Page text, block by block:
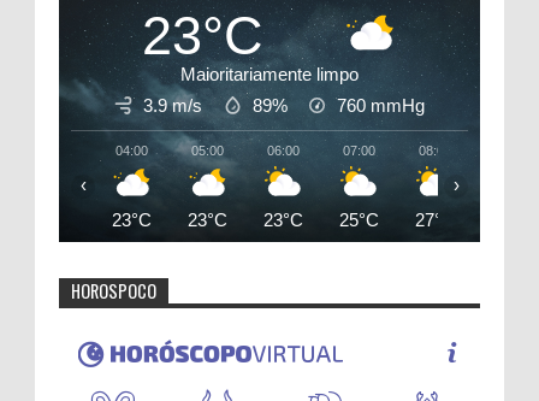
23°C
Maioritariamente limpo
3.9 m/s
89% 760 mmHg
04:00
23°C
05:00
23°C
06:00
23°C
07:00
25°C
08:00
27°C
‹ ›
HOROSPOCO